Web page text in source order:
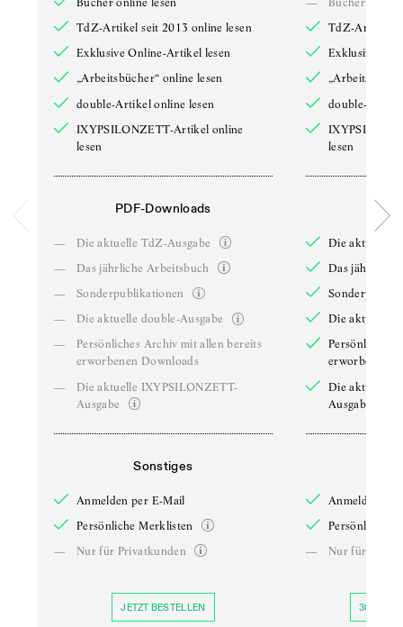
TdZ-Artikel seit 2013 online lesen
Exklusive Online-Artikel lesen
„Arbeitsbücher“ online lesen
double-Artikel online lesen
IXYPSILONZETT-Artikel online
lesen
PDF-Downloads
—
Die aktuelle TdZ-Ausgabe
—
Das jährliche Arbeitsbuch
—
Sonderpublikationen
—
Die aktuelle double-Ausgabe
—
Persönliches Archiv mit allen bereits
erworbenen Downloads
—
Die aktuelle IXYPSILONZETT-
Ausgabe
Sonstiges
Anmelden per E-Mail
Persönliche Merklisten
—
Nur für Privatkunden
JETZT BESTELLEN
TdZ-Artikel
Exklusive
double-
lesen
Die aktuelle
Das jährliche
Die aktuelle
Persönliches
erworbenen
Die aktuelle
Ausgabe
Anmelden
Persönliche
—
Nur für
30 TAGE